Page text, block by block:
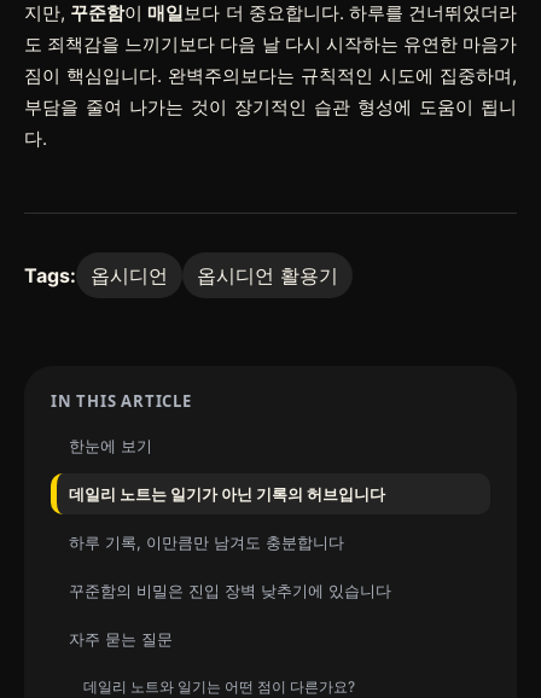
지만, 꾸준함이매일보다 더 중요합니다. 하루를 건너뛰었더라
도 죄책감을 느끼기보다 다음 날 다시 시작하는 유연한 마음가
짐이 핵심입니다. 완벽주의보다는 규칙적인 시도에 집중하며,
부담을 줄여 나가는 것이 장기적인 습관 형성에 도움이 됩니
다.
Tags: 옵시디언 옵시디언 활용기
IN THIS ARTICLE
한눈에 보기
데일리 노트는 일기가 아닌 기록의 허브입니다
하루 기록, 이만큼만 남겨도 충분합니다
꾸준함의 비밀은 진입 장벽 낮추기에 있습니다
자주 묻는 질문
데일리 노트와 일기는 어떤 점이 다른가요?